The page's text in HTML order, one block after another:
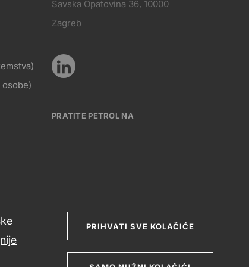
PRIHVATI SVE KOLAČIĆE
osobe)
Pratite
nas
Savska Opatovina 36, 10000
Zagreb
Pratite
nas
Social
PRATITE PETROL NA
media